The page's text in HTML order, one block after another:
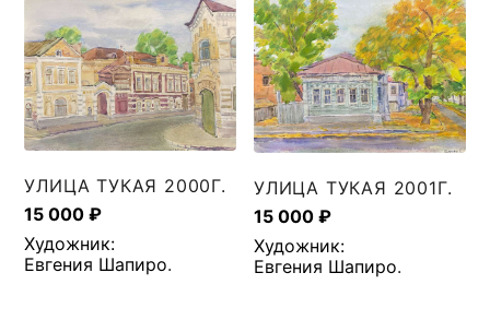
УЛИЦА ТУКАЯ 2000Г.
15 000₽
Художник:
Евгения Шапиро.
УЛИЦА ТУКАЯ 2001Г.
15 000₽
Художник:
Евгения Шапиро.